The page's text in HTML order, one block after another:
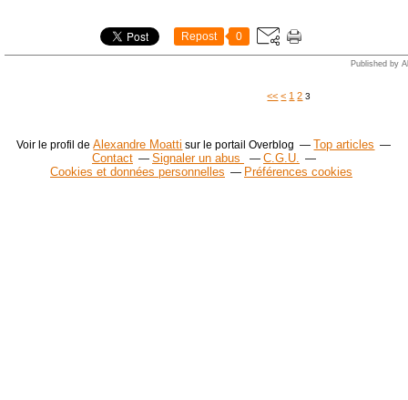
Repost 0
Published by
<< < 1 2 3
Voir le profil deAlexandre Moatti sur le portail Overblog
Top articles
Contact
Signaler un abus
C.G.U.
Cookies et données personnelles
Préférences cookies